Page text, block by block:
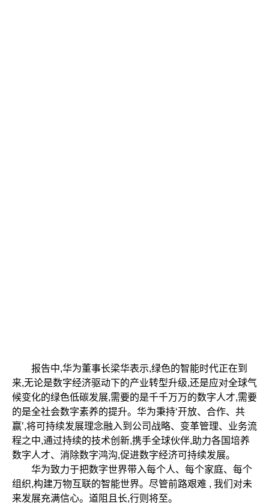
报告中,华为董事长梁华表示,绿色的智能时代正在到
来,无论是数字经济驱动下的产业转型升级,还是应对全球气
候变化的绿色低碳发展,需要的是千千万万的数字人才,需要
的是全社会数字素养的提升。华为秉持‘开放、合作、共
赢’,将可持续发展理念融入到公司战略、变革管理、业务流
程之中,通过持续的技术创新,携手全球伙伴,助力各国培养
数字人才、消除数字鸿沟,促进数字经济可持续发展。
华为致力于把数字世界带入每个人、每个家庭、每个
组织,构建万物互联的智能世界。尽管前路艰难 , 我们对未
来发展充满信心。道阻且长,行则将至。